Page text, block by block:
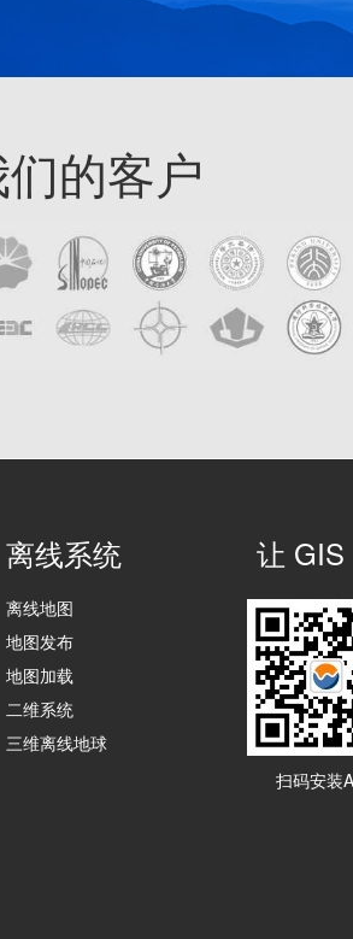
的客户
离线系统
离线地图
地图发布
地图加载
二维系统
三维离线地球
让
扫码安装